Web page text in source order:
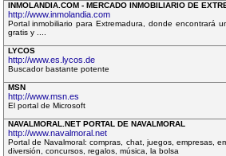
INMOLANDIA.COM - MERCADO INMOBILIARIO DE
http://www.inmolandia.com
Portal inmobiliario para Extremadura, donde encontrará
gratis y ....
LYCOS
http://www.es.lycos.de
Buscador bastante potente
MSN
http://www.msn.es
El portal de Microsoft
NAVALMORAL.NET PORTAL DE NAVALMORAL
http://www.navalmoral.net
Portal de Navalmoral: compras, chat, juegos, empresas,
diversión, concursos, regalos, música, la bolsa